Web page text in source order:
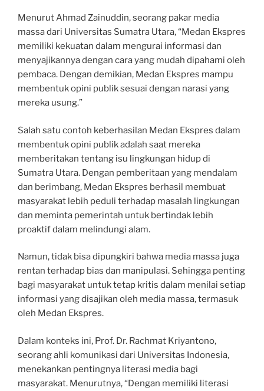
Menurut Ahmad Zainuddin, seorang pakar media
massa dari Universitas Sumatra Utara, “Medan Ekspres
memiliki kekuatan dalam mengurai informasi dan
menyajikannya dengan cara yang mudah dipahami oleh
pembaca. Dengan demikian, Medan Ekspres mampu
membentuk opini publik sesuai dengan narasi yang
mereka usung.”
Salah satu contoh keberhasilan Medan Ekspres dalam
membentuk opini publik adalah saat mereka
memberitakan tentang isu lingkungan hidup di
Sumatra Utara. Dengan pemberitaan yang mendalam
dan berimbang, Medan Ekspres berhasil membuat
masyarakat lebih peduli terhadap masalah lingkungan
dan meminta pemerintah untuk bertindak lebih
proaktif dalam melindungi alam.
Namun, tidak bisa dipungkiri bahwa media massa juga
rentan terhadap bias dan manipulasi. Sehingga penting
bagi masyarakat untuk tetap kritis dalam menilai setiap
informasi yang disajikan oleh media massa, termasuk
oleh Medan Ekspres.
Dalam konteks ini, Prof. Dr. Rachmat Kriyantono,
seorang ahli komunikasi dari Universitas Indonesia,
menekankan pentingnya literasi media bagi
masyarakat. Menurutnya, “Dengan memiliki literasi